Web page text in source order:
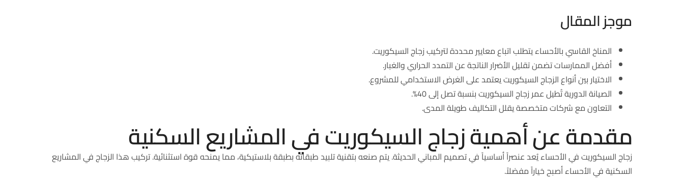
موجز المقال
المناخ القاسي بالأحساء يتطلب اتباع معايير محددة لتركيب زجاج السيكوريت.
أفضل الممارسات تضمن تقليل الأضرار الناتجة عن التمدد الحراري والغبار.
الاختيار بين أنواع الزجاج السيكوريت يعتمد على الغرض الاستخدامي للمشروع.
الصيانة الدورية تُطيل عمر زجاج السيكوريت بنسبة تصل إلى 40%.
التعاون مع شركات متخصصة يقلل التكاليف طويلة المدى.
مقدمة عن أهمية زجاج السيكوريت في المشاريع السكنية
زجاج السيكوريت في الأحساء يُعد عنصراً أساسياً في تصميم المباني الحديثة. يتم صنعه بتقنية تلبيد طبقاته بطبقة بلاستيكية، مما يمنحه قوة استثنائية. تركيب هذا الزجاج في المشاريع
السكنية في الأحساء أصبح خياراً مفضلاً.